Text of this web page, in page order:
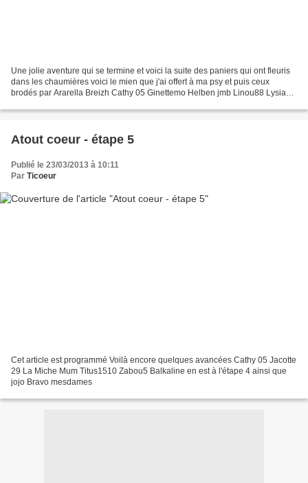
Une jolie aventure qui se termine et voici la suite des paniers qui ont fleuris
dans les chaumières voici le mien que j'ai offert à ma psy et puis ceux
brodés par Ararella Breizh Cathy 05 Ginettemo Helben jmb Linou88 Lysiane
Atout coeur - étape 5
Publié le 23/03/2013 à 10:11
Par Ticoeur
Cet article est programmé Voilà encore quelques avancées Cathy 05 Jacotte
29 La Miche Mum Titus1510 Zabou5 Balkaline en est à l'étape 4 ainsi que
jojo Bravo mesdames